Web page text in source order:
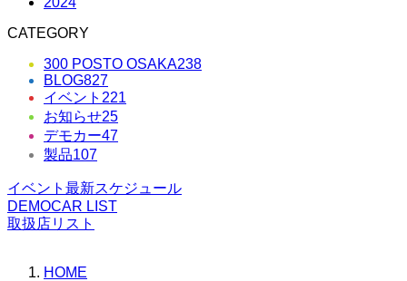
CATEGORY
300 POSTO OSAKA238
BLOG827
イベント 221
お知らせ25
デモカー47
製品107
イベント最新スケジュール
DEMOCAR LIST
取扱店リスト
HOME